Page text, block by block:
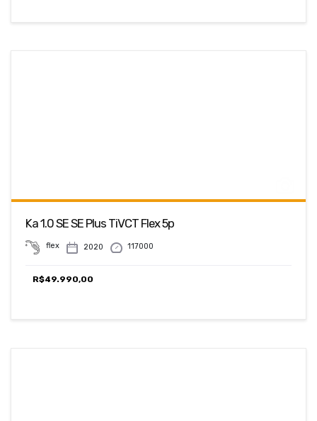
Ka 1.0 SE SE Plus TiVCT Flex 5p
flex 2020 117000
R$49.990,00